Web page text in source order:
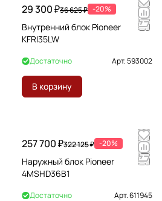
29 300 ₽36 625 ₽ -20%
Внутренний блок Pioneer
KFRI35LW
Достаточно Арт.593002
В корзину
257 700 ₽322 125 ₽ -20%
Наружный блок Pioneer
4MSHD36B1
Достаточно Арт.611945